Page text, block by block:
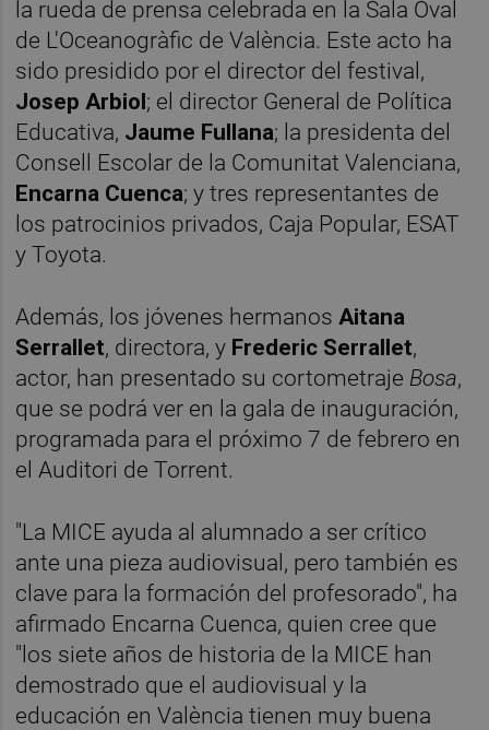
la rueda de prensa celebrada en la Sala Oval
de L'Oceanogràfic de València. Este acto ha
sido presidido por el director del festival,
Josep Arbiol; el director General de Política
Educativa, Jaume Fullana; la presidenta del
Consell Escolar de la Comunitat Valenciana,
Encarna Cuenca; y tres representantes de
los patrocinios privados, Caja Popular, ESAT
y Toyota.
Además, los jóvenes hermanos Aitana
Serrallet, directora, y Frederic Serrallet,
actor, han presentado su cortometraje Bosa,
que se podrá ver en la gala de inauguración,
programada para el próximo 7 de febrero en
el Auditori de Torrent.
"La MICE ayuda al alumnado a ser crítico
ante una pieza audiovisual, pero también es
clave para la formación del profesorado", ha
afirmado Encarna Cuenca, quien cree que
"los siete años de historia de la MICE han
demostrado que el audiovisual y la
educación en València tienen muy buena